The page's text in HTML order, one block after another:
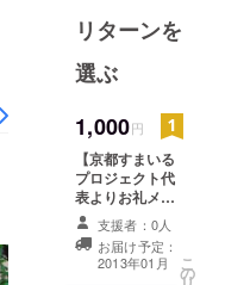
リターンを
選ぶ
1,000円
【京都すまいる
プロジェクト代
表よりお礼メー
ル】 京都すまい
るプロジェクト
代表より、感謝
の気持ちを込め
支援者：0人
お届け予定：
2013年01月
こ
の